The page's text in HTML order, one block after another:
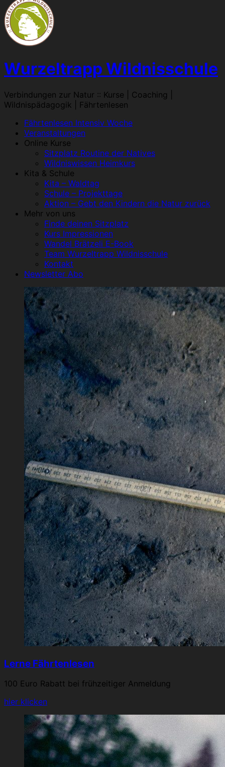
Wurzeltrapp Wildnisschule
Verbindungen zur Natur :: Kurse | Coaching |
Wildnispädagogik | Fährtenlesen
Menü Fährtenlesen Intensiv Woche
Veranstaltungen
Online Kurse
Sitzplatz Routine der Natives
Wildniswissen Heimkurs
Kita & Schule
Kita – Waldtag
Schule – Projekttage
Aktion – Gebt den Kindern die Natur zurück
Mehr von uns
Finde deinen Sitzplatz
Kurs Impressionen
Wandel Brätzeli E-Book
Team Wurzeltrapp Wildnisschule
Kontakt
Newsletter Abo
Lerne Fährtenlesen
100 Euro Rabatt bei frühzeitiger Anmeldung
hier klicken